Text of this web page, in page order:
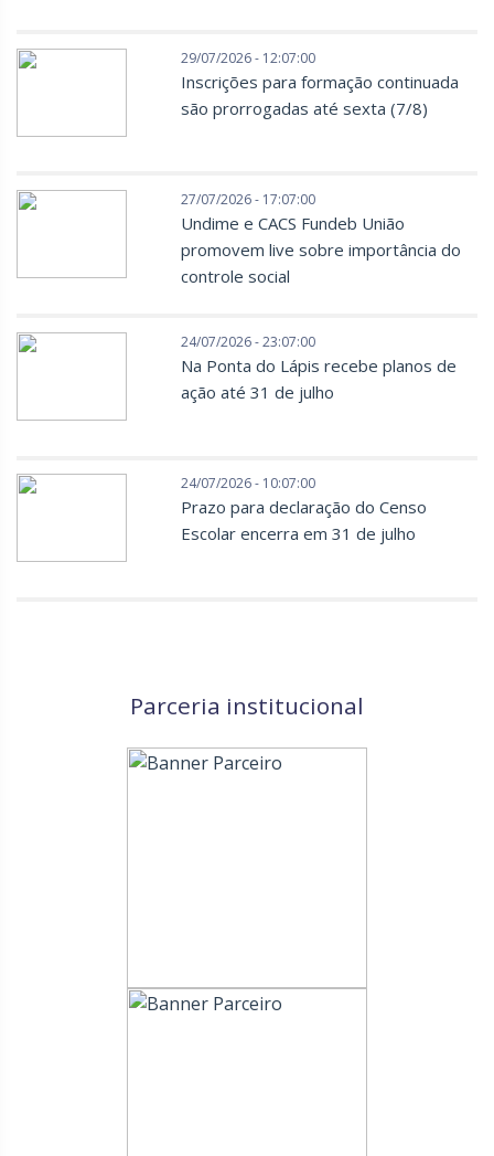
29/07/2026 - 12:07:00
Inscrições para formação continuada
são prorrogadas até sexta (7/8)
27/07/2026 - 17:07:00
Undime e CACS Fundeb União
promovem live sobre importância do
controle social
24/07/2026 - 23:07:00
Na Ponta do Lápis recebe planos de
ação até 31 de julho
24/07/2026 - 10:07:00
Prazo para declaração do Censo
Escolar encerra em 31 de julho
Parceria institucional